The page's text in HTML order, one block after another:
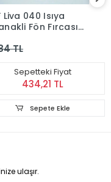
Liva 040 Isıya
Fön Fırçası
TL
Sepetteki Fiyat
434,21 TL
Sepete Ekle
ulaşır.